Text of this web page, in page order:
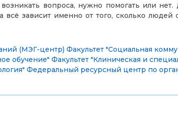
вопроса, нужно помогать или
зависит именно от того, сколько людей
(МЭГ-центр) Факультет "Социальная
обучение" Факультет "Клиническая и
Федеральный ресурсный центр по